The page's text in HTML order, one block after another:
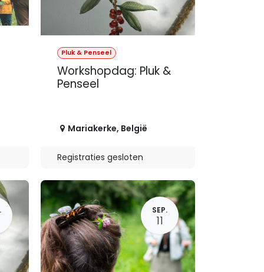
Pluk & Penseel
Workshopdag: Pluk &
Penseel
Mariakerke, België
Registraties gesloten
SEP.
11